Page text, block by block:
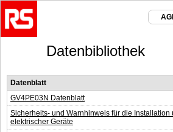
Datenbibliothek
Datenblatt
GV4PE03N Datenblatt
Sicherheits- und Warnhinweis für die Installation
elektrischer Geräte